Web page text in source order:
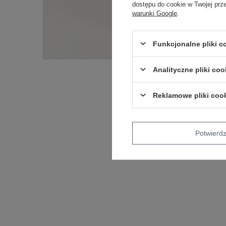
dostępu do cookie w Twojej
warunki Google
Funkcjonalne pliki
Analityczne pliki
Reklamowe pliki